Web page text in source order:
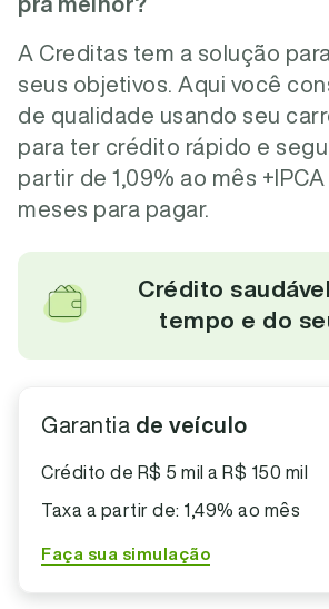
A Creditas tem a solução
seus objetivos. Aqui você
de qualidade usando seu
para ter crédito rápido e
partir de 1,09% ao mês
meses para pagar.
Crédito
tempo e do
Garantia de veículo
Crédito de R$ 5 mil a R$ 150 mil
Taxa a partir de: 1,49% ao mês
Faça sua simulação